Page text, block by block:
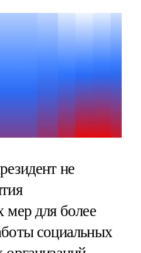
не
мер для более
социальных